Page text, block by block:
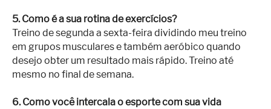
5. Como é a sua rotina de exercícios?
Treino de segunda a sexta-feira dividindo meu treino
em grupos musculares e também aeróbico quando
desejo obter um resultado mais rápido. Treino até
mesmo no final de semana.
6. Como você intercala o esporte com sua vida